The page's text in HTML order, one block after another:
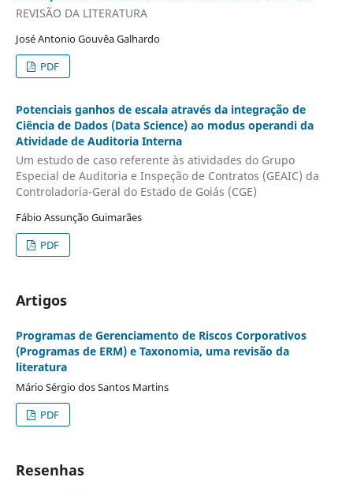
REVISÃO DA LITERATURA
José Antonio Gouvêa Galhardo
PDF
Potenciais ganhos de escala através da integração de
Ciência de Dados (Data Science) ao modus operandi da
Atividade de Auditoria Interna
Um estudo de caso referente às atividades do Grupo
Especial de Auditoria e Inspeção de Contratos (GEAIC) da
Controladoria-Geral do Estado de Goiás (CGE)
Fábio Assunção Guimarães
PDF
Artigos
Programas de Gerenciamento de Riscos Corporativos
(Programas de ERM) e Taxonomia, uma revisão da
literatura
Mário Sérgio dos Santos Martins
PDF
Resenhas